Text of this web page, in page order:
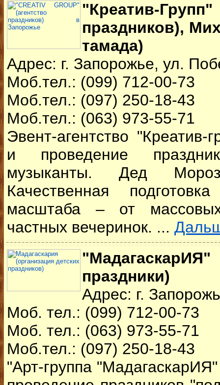
"Креатив-
праздников),
тамада)
Адрес: г. Запорожье, ул.
Моб.тел.: (099) 712-00-73
Моб.тел.: (097) 250-18-43
Моб.тел.: (063) 973-55-71
Эвент-агентство "Креатив-
и проведение
музыканты. Дед
Качественная
масштаба – от
частных вечеринок. ...
праздники)
Адрес: г.
Моб. тел.: (099) 712-00-73
Моб. тел.: (063) 973-55-71
Моб.тел.: (097) 250-18-43
"Арт-группа